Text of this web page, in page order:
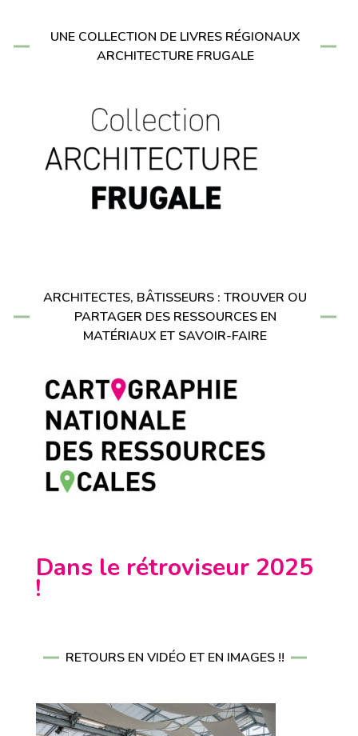
UNE COLLECTION DE LIVRES RÉGIONAUX
ARCHITECTURE FRUGALE
ARCHITECTES, BÂTISSEURS : TROUVER OU
PARTAGER DES RESSOURCES EN
MATÉRIAUX ET SAVOIR-FAIRE
Dans le rétroviseur 2025
!
RETOURS EN VIDÉO ET EN IMAGES !!